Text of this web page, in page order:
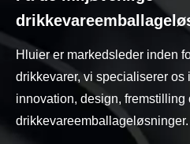
Hluier er markedsleder inden
drikkevarer, vi specialiserer os
innovation, design,
drikkevareemballageløsninger.